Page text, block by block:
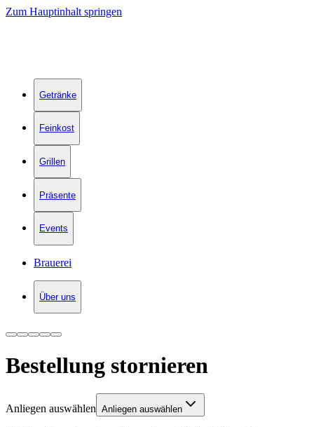
Zum Hauptinhalt springen
Getränke
Feinkost
Grillen
Präsente
Events
Brauerei
Über uns
Bestellung stornieren
Anliegen auswählen Anliegen auswählen